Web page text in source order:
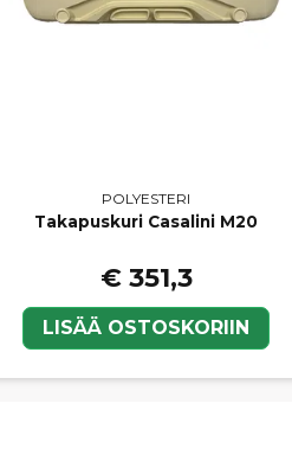
POLYESTERI
Takapuskuri Casalini M20
€ 351,3
LISÄÄ OSTOSKORIIN